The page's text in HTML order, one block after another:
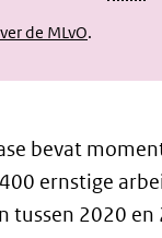
bevat
ernstige
tussen 2020
de MLvO.